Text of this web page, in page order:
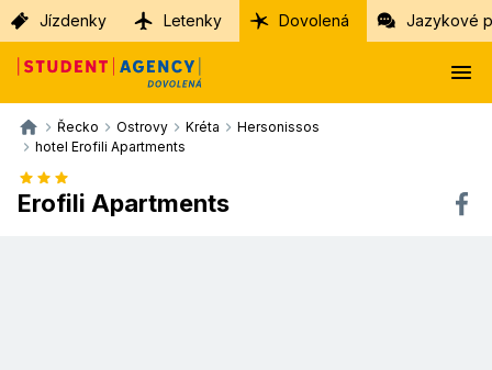
Jízdenky Letenky Dovolená Jazykové
Řecko Ostrovy Kréta
Hersonissos
hotel Erofili Apartments
Erofili Apartments